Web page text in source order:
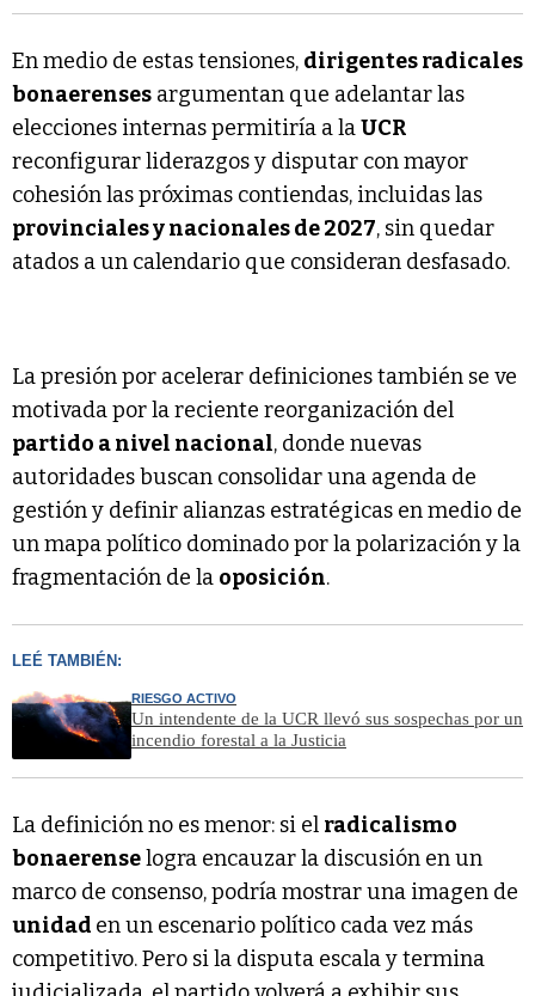
En medio de estas tensiones, dirigentes radicales
bonaerenses argumentan que adelantar las
elecciones internas permitiría a laUCR
reconfigurar liderazgos y disputar con mayor
cohesión las próximas contiendas, incluidas las
provinciales y nacionales de 2027, sin quedar
atados a un calendario que consideran desfasado.
La presión por acelerar definiciones también se ve
motivada por la reciente reorganización del
partido a nivel nacional, donde nuevas
autoridades buscan consolidar una agenda de
gestión y definir alianzas estratégicas en medio de
un mapa político dominado por la polarización y la
fragmentación de la oposición.
LEÉ TAMBIÉN:
RIESGO ACTIVO
Un intendente de la UCR llevó sus sospechas por un
incendio forestal a la Justicia
La definición no es menor: si el radicalismo
bonaerenselogra encauzar la discusión en un
marco de consenso, podría mostrar una imagen de
unidad en un escenario político cada vez más
competitivo. Pero si la disputa escala y termina